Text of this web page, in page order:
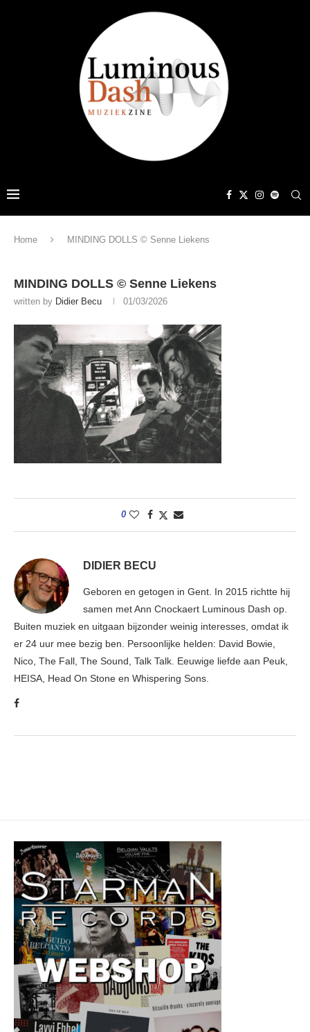
Home MINDING DOLLS © Senne Liekens
MINDING DOLLS © Senne Liekens
written by Didier Becu 01/03/2026
0
DIDIER BECU
Geboren en getogen in Gent. In 2015 richtte hij
samen met Ann Cnockaert Luminous Dash op.
Buiten muziek en uitgaan bijzonder weinig interesses, omdat ik
er 24 uur mee bezig ben. Persoonlijke helden: David Bowie,
Nico, The Fall, The Sound, Talk Talk. Eeuwige liefde aan Peuk,
HEISA, Head On Stone en Whispering Sons.